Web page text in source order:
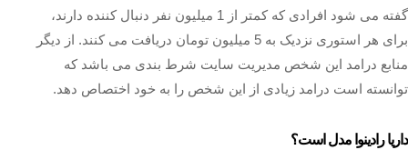
گفته می شود افرادی که کمتر از 1 میلیون نفر دنبال کننده دارند،
برای هر استوری نزدیک به 5 میلیون تومان دریافت می کنند. از دیگر
منابع درامد این شخص مدیریت سایت شرط بندی می باشد که
توانسته است درامد زیادی از این شخص را به خود اختصاص دهد.
داریا رادینوا مدل است؟